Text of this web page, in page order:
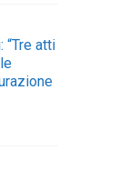
“Tre atti